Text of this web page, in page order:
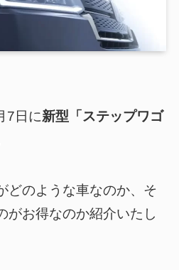
7日に新型「ステップワゴ
どのような車なのか、そ
がお得なのか紹介いたし